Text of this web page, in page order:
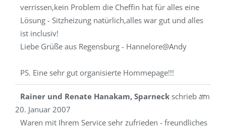
verrissen,kein Problem die Cheffin hat für alles eine
Lösung - Sitzheizung natürlich,alles war gut und alles
ist inclusiv!
Liebe Grüße aus Regensburg - Hannelore@Andy
PS. Eine sehr gut organisierte Hommepage!!!
Rainer und Renate Hanakam, Sparneck schrieb am
20. Januar 2007
Waren mit Ihrem Service sehr zufrieden - freundliches
...